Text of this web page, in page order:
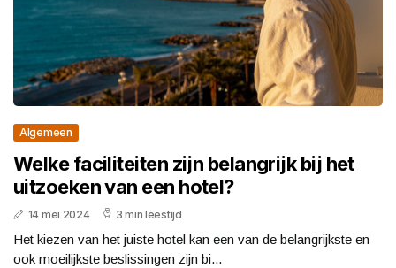
Algemeen
Welke faciliteiten zijn belangrijk bij het
uitzoeken van een hotel?
14 mei 2024 3 min leestijd
Het kiezen van het juiste hotel kan een van de belangrijkste en
ook moeilijkste beslissingen zijn bi...